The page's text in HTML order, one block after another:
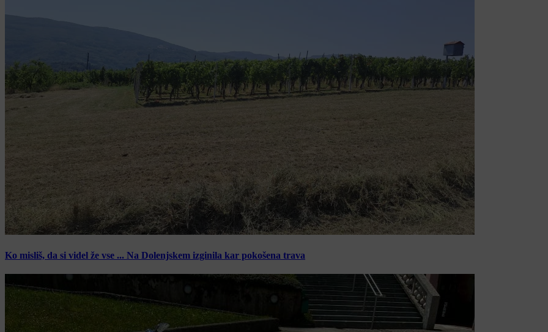
Ko misliš, da si videl že vse ... Na Dolenjskem izginila kar pokošena trava